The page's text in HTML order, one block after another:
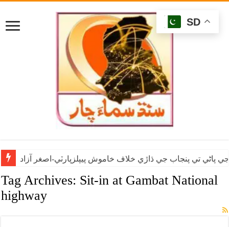
پاڻي تي پنجاب جي ڌاڙي خلاف خاموش پيپلزپارٽي-اصغر آزاد
Tag Archives: Sit-in at Gambat National
highway
SD